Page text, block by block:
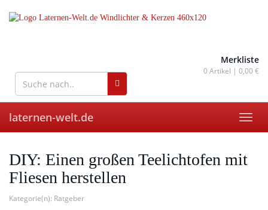
Merkliste
0Artikel | 0,00 €
laternen-welt.de
DIY: Einen großen Teelichtofen mit
Fliesen herstellen
Kategorie(n): Ratgeber